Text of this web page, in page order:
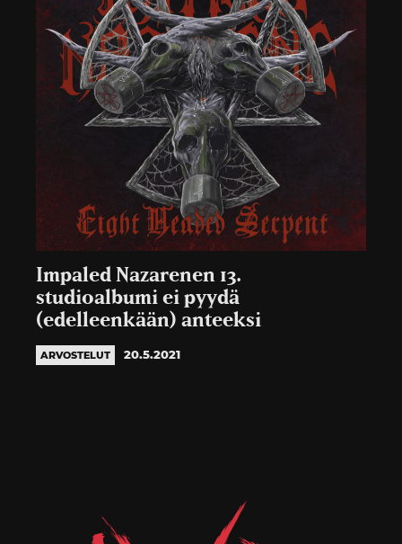
Impaled Nazarenen 13.
studioalbumi ei pyydä
(edelleenkään) anteeksi
ARVOSTELUT 20.5.2021